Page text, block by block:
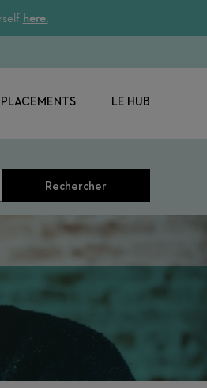
here.
LE HUB
Rechercher